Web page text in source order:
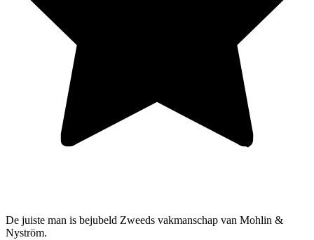
De juiste man is bejubeld Zweeds vakmanschap van Mohlin &
Nyström.